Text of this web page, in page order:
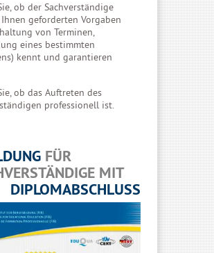
ob der Sachverständige
geforderten Vorgaben
von Terminen,
eines bestimmten
kennt und garantieren
ob das Auftreten des
professionell ist.
FÜR
MIT
DIPLOMABSCHLUSS